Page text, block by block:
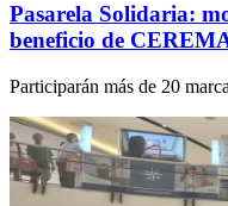
Pasarela Solidaria:
beneficio de
Participarán más de 20